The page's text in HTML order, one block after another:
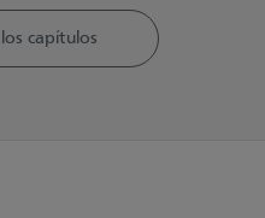
los capítulos